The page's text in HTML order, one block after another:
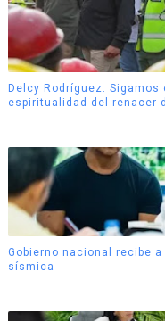
Delcy Rodríguez:
espiritualidad del renacer
Gobierno nacional recibe
sísmica